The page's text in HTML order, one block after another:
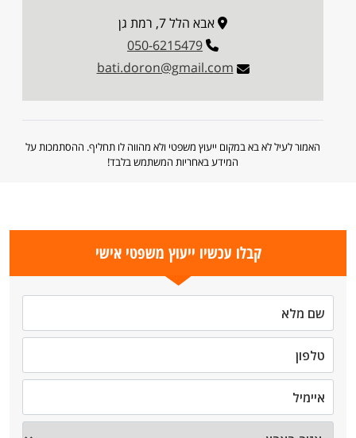
אבא הלל 7, רמת גן
050-6215479
bati.doron@gmail.com
האמור לעיל לא בא במקום ייעוץ משפטי ולא מהווה לו תחליף. ההסתמכות על
המידע באחריות המשתמש בלבד!
קבלו עכשיו ייעוץ משפטי אישי